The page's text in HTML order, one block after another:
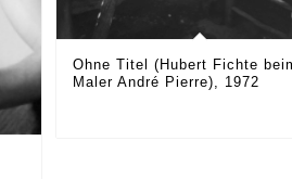
Ohne Titel (Hubert Fichte
Maler André Pierre), 1972